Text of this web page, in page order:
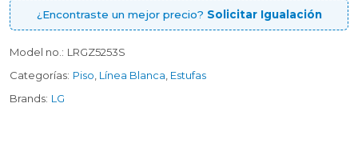
¿Encontraste un mejor precio? Solicitar Igualación
Model no.: LRGZ5253S
Categorías: Piso Línea Blanca Estufas
Brands: LG